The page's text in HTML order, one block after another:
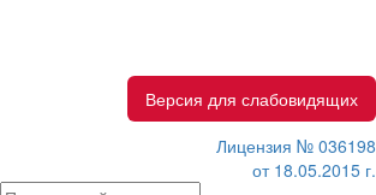
Версия для слабовидящих
Лицензия № 036198
от 18.05.2015 г.